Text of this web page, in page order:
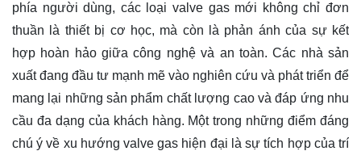
phía người dùng, các loại valve gas mới không chỉ đơn
thuần là thiết bị cơ học, mà còn là phản ánh của sự kết
hợp hoàn hảo giữa công nghệ và an toàn. Các nhà sản
xuất đang đầu tư mạnh mẽ vào nghiên cứu và phát triển để
mang lại những sản phẩm chất lượng cao và đáp ứng nhu
cầu đa dạng của khách hàng. Một trong những điểm đáng
chú ý về xu hướng valve gas hiện đại là sự tích hợp của trí